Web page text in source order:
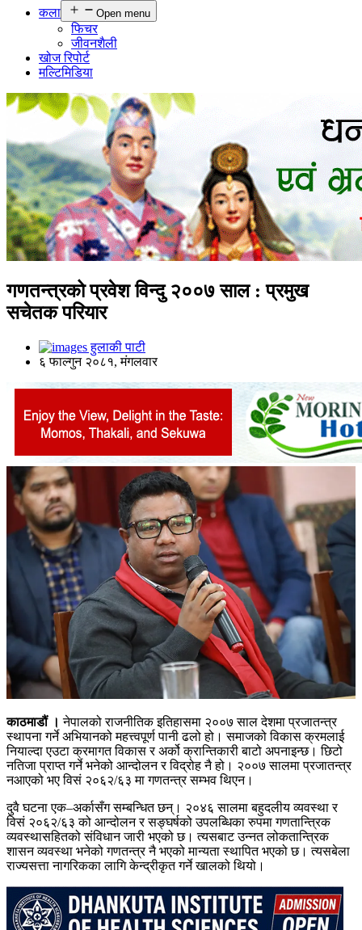
कला
Open menu
फिचर
जीवनशैली
खोज रिपोर्ट
मल्टिमिडिया
गणतन्त्रको प्रवेश विन्दु २००७ साल : प्रमुख
सचेतक परियार
हुलाकी पाटी
६ फाल्गुन २०८१, मंगलवार
काठमाडौं । नेपालको राजनीतिक इतिहासमा २००७ साल देशमा प्रजातन्त्र
स्थापना गर्ने अभियानको महत्त्वपूर्ण पानी ढलो हो। समाजको विकास क्रमलाई
नियाल्दा एउटा क्रमागत विकास र अर्को क्रान्तिकारी बाटो अपनाइन्छ। छिटो
नतिजा प्राप्त गर्ने भनेको आन्दोलन र विद्रोह नै हो। २००७ सालमा प्रजातन्त्र
नआएको भए विसं २०६२/६३ मा गणतन्त्र सम्भव थिएन।
दुवै घटना एक–अर्कासँग सम्बन्धित छन्। २०४६ सालमा बहुदलीय व्यवस्था र
विसं २०६२/६३ को आन्दोलन र सङ्घर्षको उपलब्धिका रुपमा गणतान्त्रिक
व्यवस्थासहितको संविधान जारी भएको छ। त्यसबाट उन्नत लोकतान्त्रिक
शासन व्यवस्था भनेको गणतन्त्र नै भएको मान्यता स्थापित भएको छ। त्यसबेला
राज्यसत्ता नागरिकका लागि केन्द्रीकृत गर्ने खालको थियो।